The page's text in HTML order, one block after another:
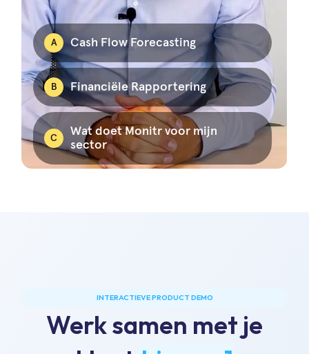
INTERACTIEVE PRODUCT DEMO
Werk samen met je